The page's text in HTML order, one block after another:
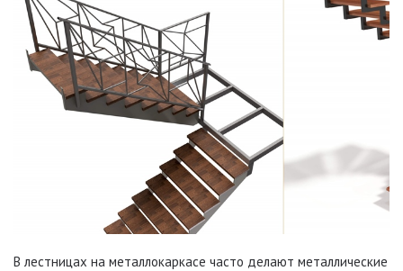
В лестницах на металлокаркасе часто делают металлические